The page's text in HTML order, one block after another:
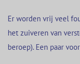
Er worden vrij veel
het zuiveren van
beroep). Een paar